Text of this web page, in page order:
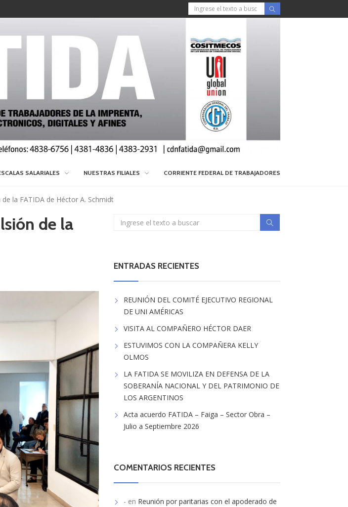
SALARIALES NUESTRAS FILIALES CORRIENTE FEDERAL DE TRABAJADORES
la FATIDA de Héctor A. Schmidt
de la
ENTRADAS RECIENTES
REUNIÓN DEL COMITÉ EJECUTIVO REGIONAL
DE UNI AMÉRICAS
VISITA AL COMPAÑERO HÉCTOR DAER
ESTUVIMOS CON LA COMPAÑERA KELLY
OLMOS
LA FATIDA SE MOVILIZA EN DEFENSA DE LA
SOBERANÍA NACIONAL Y DEL PATRIMONIO DE
LOS ARGENTINOS
Acta acuerdo FATIDA – Faiga – Sector Obra –
Julio a Septiembre 2026
COMENTARIOS RECIENTES
- en Reunión por paritarias con el apoderado de